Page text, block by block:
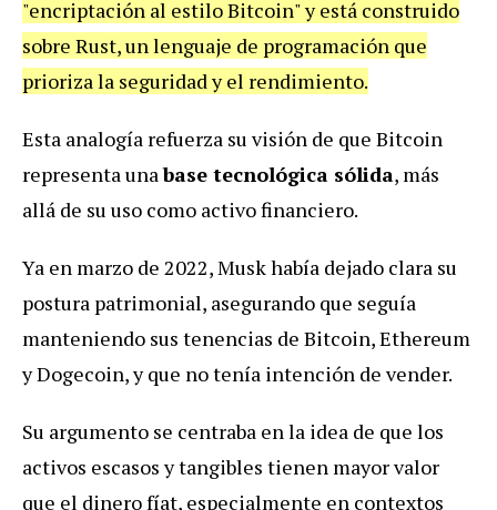
"encriptación al estilo Bitcoin" y está construido
sobre Rust, un lenguaje de programación que
prioriza la seguridad y el rendimiento.
Esta analogía refuerza su visión de que Bitcoin
representa unabase tecnológica sólida, más
allá de su uso como activo financiero.
Ya en marzo de 2022, Musk había dejado clara su
postura patrimonial, asegurando que seguía
manteniendo sus tenencias de Bitcoin, Ethereum
y Dogecoin, y que no tenía intención de vender.
Su argumento se centraba en la idea de que los
activos escasos y tangibles tienen mayor valor
que el dinero fíat, especialmente en contextos